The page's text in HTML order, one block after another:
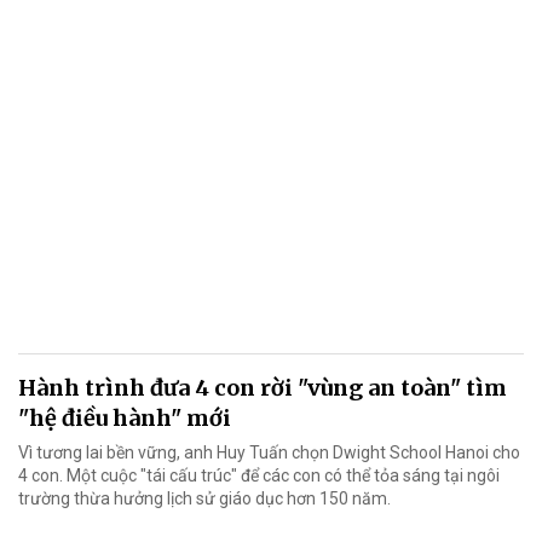
Hành trình đưa 4 con rời "vùng an toàn" tìm
"hệ điều hành" mới
Vì tương lai bền vững, anh Huy Tuấn chọn Dwight School Hanoi cho
4 con. Một cuộc "tái cấu trúc" để các con có thể tỏa sáng tại ngôi
trường thừa hưởng lịch sử giáo dục hơn 150 năm.